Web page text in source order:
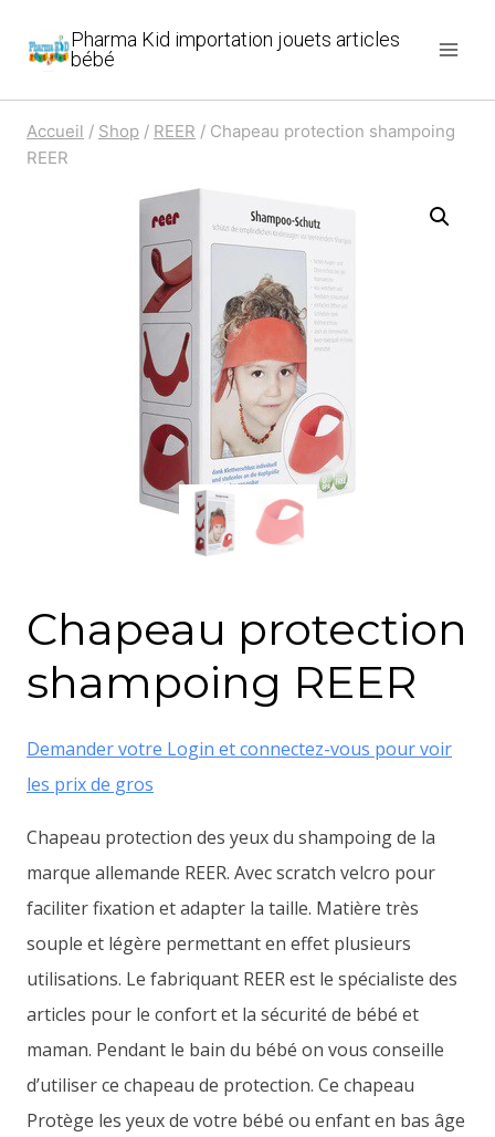
Pharma Kid importation jouets articles
bébé
Accueil / Shop / REER / Chapeau protection shampoing
REER
Chapeau protection
shampoing REER
Demander votre Login et connectez-vous pour voir
les prix de gros
Chapeau protection des yeux du shampoing de la
marque allemande REER. Avec scratch velcro pour
faciliter fixation et adapter la taille. Matière très
souple et légère permettant en effet plusieurs
utilisations. Le fabriquant REER est le spécialiste des
articles pour le confort et la sécurité de bébé et
maman. Pendant le bain du bébé on vous conseille
d’utiliser ce chapeau de protection. Ce chapeau
Protège les yeux de votre bébé ou enfant en bas âge